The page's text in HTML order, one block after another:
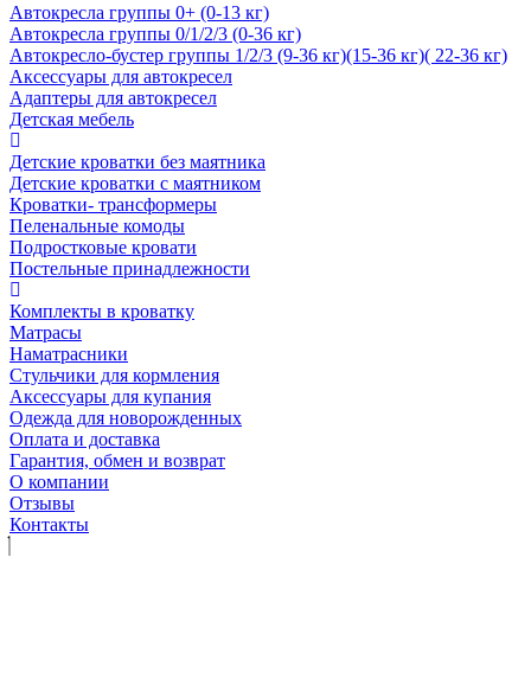
Автокресла группы 0+ (0-13 кг)
Автокресла группы 0/1/2/3 (0-36 кг)
Автокресло-бустер группы 1/2/3 (9-36 кг)(15-36 кг)( 22-36 кг)
Аксессуары для автокресел
Адаптеры для автокресел
Детская мебель
Детские кроватки без маятника
Детские кроватки с маятником
Кроватки- трансформеры
Пеленальные комоды
Подростковые кровати
Постельные принадлежности
Комплекты в кроватку
Матрасы
Наматрасники
Стульчики для кормления
Аксессуары для купания
Одежда для новорожденных
Оплата и доставка
Гарантия, обмен и возврат
О компании
Отзывы
Контакты